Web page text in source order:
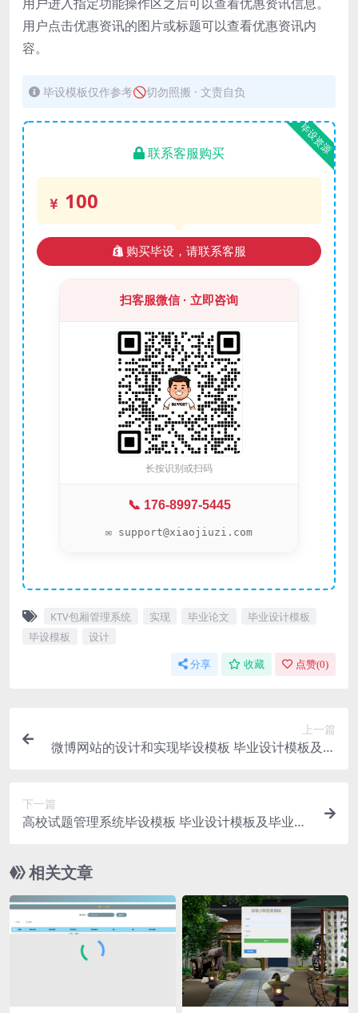
用户点击优惠资讯的图片或标题可以查看优惠资讯内
容。
毕设模板仅作参考🚫切勿照搬 · 文责自负
毕设资源
联系客服购买
100
购买毕设，请联系客服
扫客服微信 · 立即咨询
长按识别或扫码
📞 176-8997-5445
✉️ support@xiaojiuzi.com
KTV包厢管理系统 实现 毕业论文
毕业设计模板
毕设模板
设计
分享 收藏 点赞(0)
上一篇
微博网站的设计和实现毕设模板 毕业设计模板及毕
下一篇
高校试题管理系统毕设模板 毕业设计模板及毕业论
相关文章